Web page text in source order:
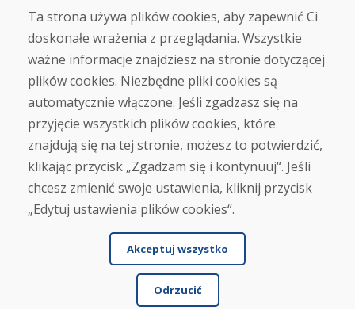
Wysłać
Infolinia
+421 919 282 306
info@domivosport.pl
O nas
O nas
Sklep
Kontakt
Ta strona używa plików cookies, aby zapewnić Ci
doskonałe wrażenia z przeglądania. Wszystkie
ważne informacje znajdziesz na stronie dotyczącej
plików cookies. Niezbędne pliki cookies są
automatycznie włączone. Jeśli zgadzasz się na
przyjęcie wszystkich plików cookies, które
znajdują się na tej stronie, możesz to potwierdzić,
klikając przycisk „Zgadzam się i kontynuuj“. Jeśli
chcesz zmienić swoje ustawienia, kliknij przycisk
„Edytuj ustawienia plików cookies“.
Akceptuj wszystko
Odrzucić